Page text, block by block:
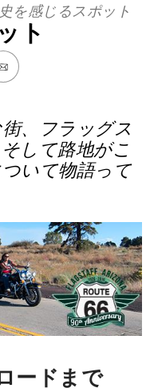
を感じるスポット
ト
、フラッグス
して路地がこ
いて物語って
ードまで